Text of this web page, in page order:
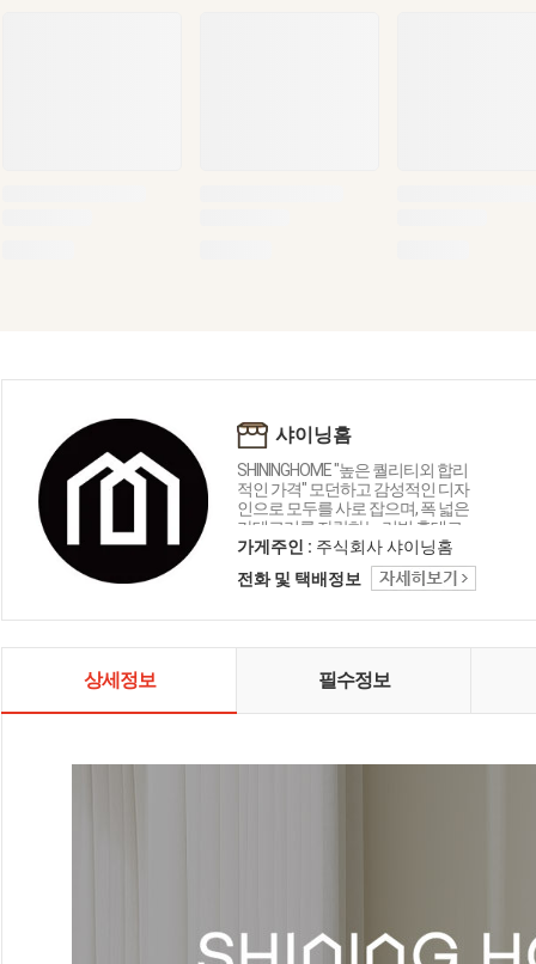
샤이닝홈
SHININGHOME "높은 퀄리티외 합리
적인 가격" 모던하고 감성적인 디자
인으로 모두를 사로 잡으며, 폭 넓은
카테고리를 자랑하는 리빙 홈데코
인테리어 샤이닝홈입니다.
가게주인 : 주식회사 샤이닝홈
전화 및 택배정보
상세정보 필수정보